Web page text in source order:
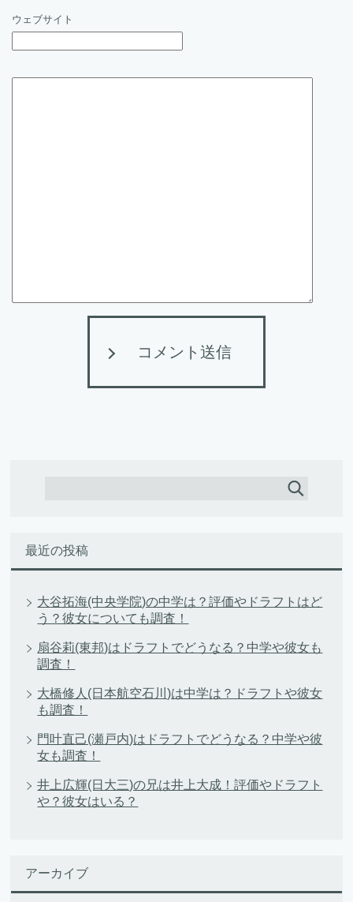
ウェブサイト
コメント送信
最近の投稿
大谷拓海(中央学院)の中学は？評価やドラフトはど
う？彼女についても調査！
扇谷莉(東邦)はドラフトでどうなる？中学や彼女も
調査！
大橋修人(日本航空石川)は中学は？ドラフトや彼女
も調査！
門叶直己(瀬戸内)はドラフトでどうなる？中学や彼
女も調査！
井上広輝(日大三)の兄は井上大成！評価やドラフト
や？彼女はいる？
アーカイブ